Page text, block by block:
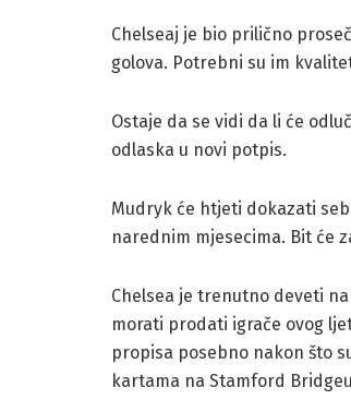
Chelseaj je bio prilično
golova. Potrebni su im
Ostaje da se vidi da li će
odlaska u novi potpis.
Mudryk će htjeti dokazati
narednim mjesecima. Bit će
Chelsea je trenutno deveti
morati prodati igrače ovog
propisa posebno nakon što
kartama na Stamford